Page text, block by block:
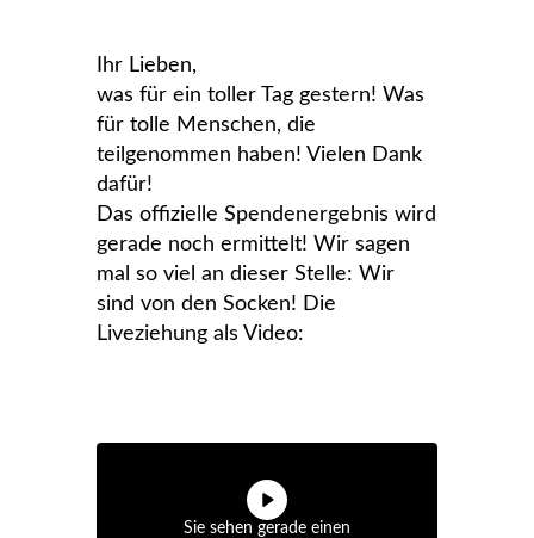
Ihr Lieben,
was für ein toller Tag gestern! Was
für tolle Menschen, die
teilgenommen haben! Vielen Dank
dafür!
Das offizielle Spendenergebnis wird
gerade noch ermittelt! Wir sagen
mal so viel an dieser Stelle: Wir
sind von den Socken! Die
Liveziehung als Video:
Sie sehen gerade einen